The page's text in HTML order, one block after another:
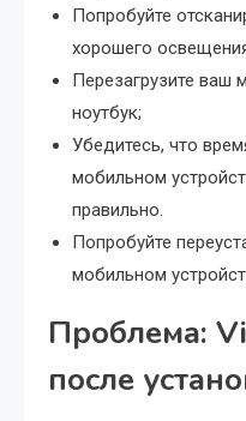
Попробуйте
хорошего
Перезагрузите ваш
ноутбук;
Убедитесь, что
мобильном
правильно.
Попробуйте
мобильном
Проблема:
после